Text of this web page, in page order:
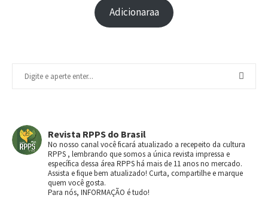
Adicionaraa
Revista RPPS do Brasil
No nosso canal você ficará atualizado a recepeito da cultura
RPPS , lembrando que somos a única revista impressa e
específica dessa área RPPS há mais de 11 anos no mercado.
Assista e fique bem atualizado! Curta, compartilhe e marque
quem você gosta.
Para nós, INFORMAÇÃO é tudo!